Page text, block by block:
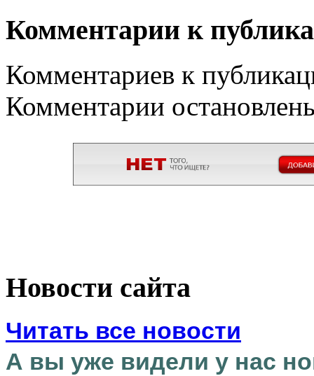
Комментарии к
Комментариев к
Комментарии
Новости сайта
Читать все новости
А вы уже видели у нас